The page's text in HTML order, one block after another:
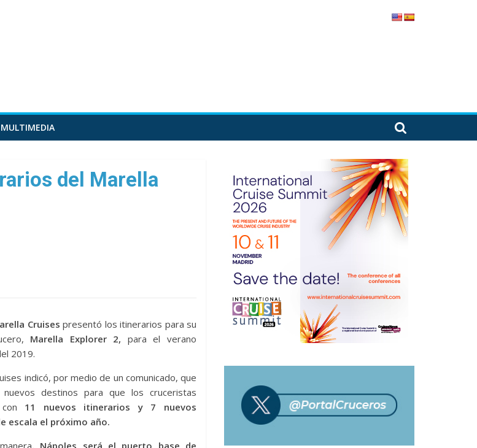
MULTIMEDIA
del Marella
Cruises presentó los itinerarios para su
Marella Explorer 2, para el verano
2019.
indicó, por medio de un comunicado, que
nuevos destinos para que los cruceristas
11 nuevos itinerarios y 7 nuevos
escala el próximo año.
Nápoles será el puerto base de